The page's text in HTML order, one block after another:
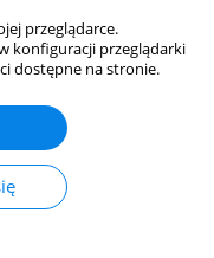
przeglądarce.
konfiguracji przeglądarki
dostępne na stronie.
IN A VARIETY OF
THE POST-
I.